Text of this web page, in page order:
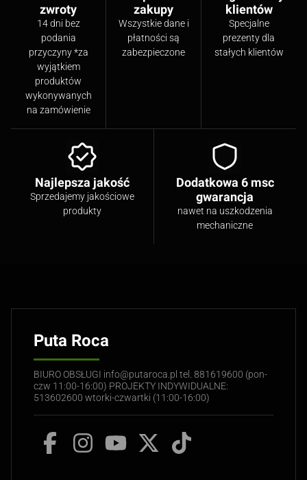
zwroty
14 dni bez
podania
przyczyny *za
wyjątkiem
produktów
wykonywanych
na zamówienie
zakupy
Wszystkie dane i
płatności są
zabezpieczone
klientów
Specjalne
prezenty dla
stałych klientów
Najlepsza jakość
Sprzedajemy jakościowe
produkty
Dodatkowa 6 msc
gwarancja
nawet na uszkodzenia
mechaniczne
Puta Roca
BIURO OBSŁUGI info@putaroca.pl tel. 881619600 (pon-
czw 11:00-16:00) PROJEKTY INDYWIDUALNE:
513602600 wtorki-czwartki (11:00-16:00)